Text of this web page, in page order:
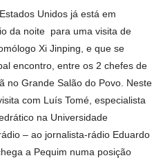
Unidos já está em
da noite para uma visita de
Xi Jinping, e que se
encontro, entre os 2 chefes de
no Grande Salão do Povo. Neste
com Luís Tomé, especialista
na Universidade
– ao jornalista-rádio Eduardo
a Pequim numa posição